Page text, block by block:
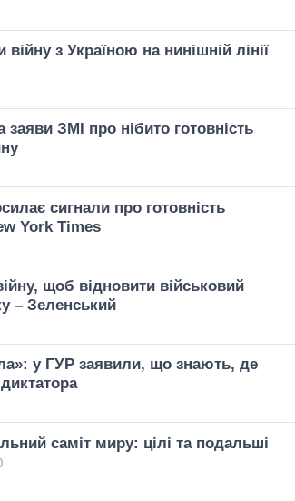
війну з Україною на нинішній лінії
ЗМІ про нібито готовність
сигнали про готовність
York Times
щоб відновити військовий
– Зеленський
у ГУР заявили, що знають, де
саміт миру: цілі та подальші